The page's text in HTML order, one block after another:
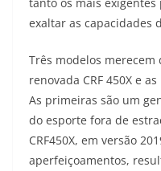
exaltar as capacidades
Três modelos
renovada CRF 450X e as
As primeiras são um
do esporte fora de
CRF450X, em versão
aperfeiçoamentos,